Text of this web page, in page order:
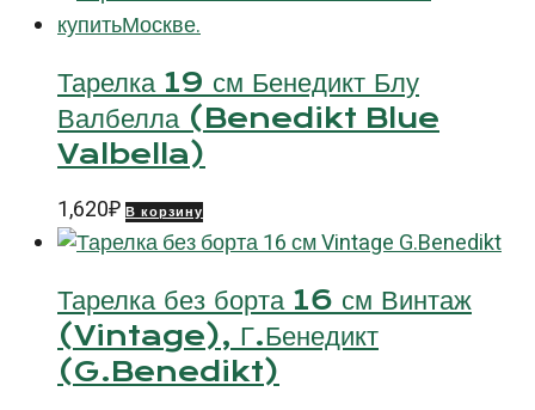
Тарелка 19 см Бенедикт Блу
Валбелла (Benedikt Blue
Valbella)
1,620₽ В корзину
Тарелка без борта 16 см Винтаж
(Vintage), Г.Бенедикт
(G.Benedikt)